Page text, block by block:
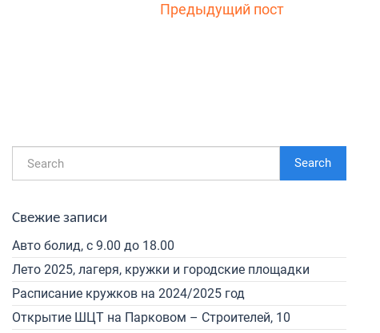
Предыдущий пост
Search
Свежие записи
Авто болид, с 9.00 до 18.00
Лето 2025, лагеря, кружки и городские площадки
Расписание кружков на 2024/2025 год
Открытие ШЦТ на Парковом – Строителей, 10